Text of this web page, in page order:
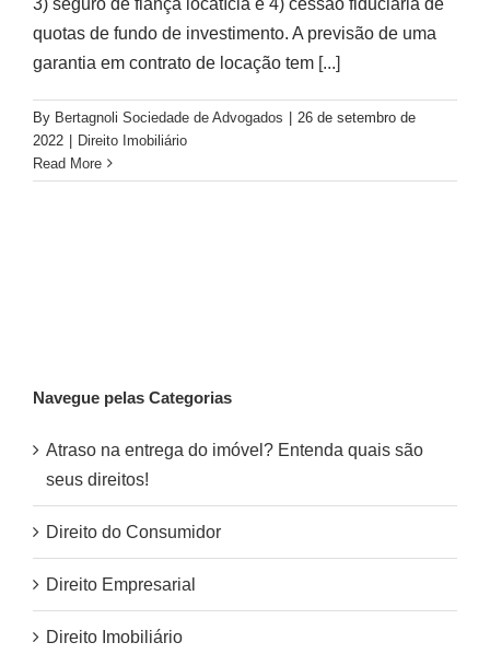
quotas de fundo de investimento. A previsão de uma
garantia em contrato de locação tem [...]
By Bertagnoli Sociedade de Advogados | 26 de setembro de
2022 | Direito Imobiliário
Read More
Navegue pelas Categorias
Atraso na entrega do imóvel? Entenda quais são
seus direitos!
Direito do Consumidor
Direito Empresarial
Direito Imobiliário